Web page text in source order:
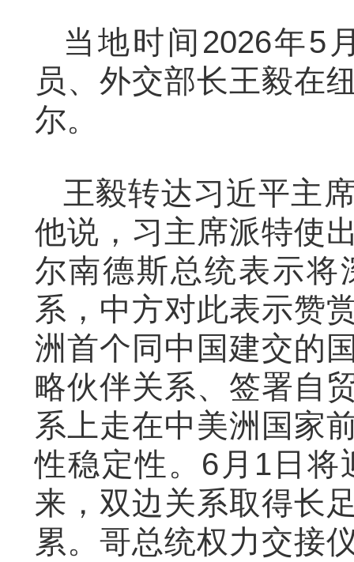
当地时间2026年5
员、外交部长王毅在
尔。
王毅转达习近平主
他说，习主席派特使
尔南德斯总统表示将
系，中方对此表示赞
洲首个同中国建交的
略伙伴关系、签署自
系上走在中美洲国家
性稳定性。6月1日将
来，双边关系取得长
累。哥总统权力交接